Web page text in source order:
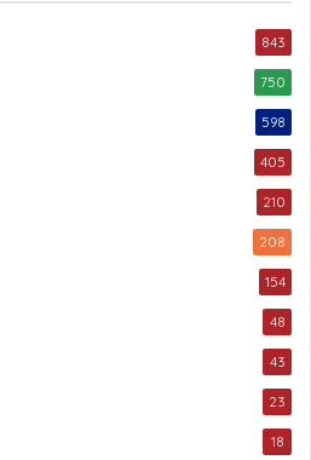
843
750
598
405
210
208
154
48
43
23
18